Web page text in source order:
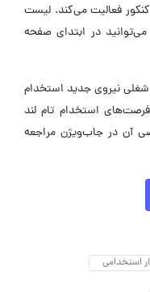
فعالیت می‌کند. لیست
در ابتدای صفحه
حاضر در ۵ موقعیت شغلی نیروی جدید استخدام
استخدام تام لند
آن در جاب‌ویژن مراجعه
استخدامی